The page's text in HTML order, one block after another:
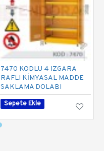
7470 KODLU 4 IZGARA
RAFLI KİMYASAL MADDE
SAKLAMA DOLABI
Sepete Ekle